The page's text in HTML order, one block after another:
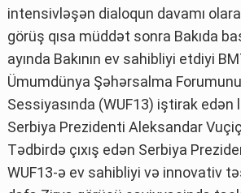
intensivləşən dialoqun davamı
görüş qısa müddət sonra Bakıda
ayında Bakının ev sahibliyi etdiyi
Ümumdünya Şəhərsalma
Sessiyasında (WUF13) iştirak edən
Serbiya Prezidenti Aleksandar Vuçiç
Tədbirdə çıxış edən Serbiya
WUF13-ə ev sahibliyi və innovativ